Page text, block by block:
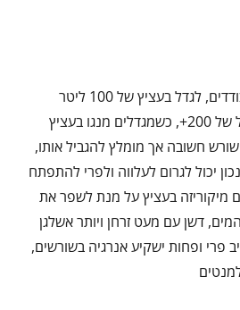
50 ליטר התקבלו פירות בודדים, לגדל בעציץ של 100 ליטר
לפחות, מומלץ עציץ בגודל של 200+, כשמגדלים מנגו בעציץ
חשובה אך מומלץ להגביל אותו,
יכול לגרום לעלווה ולפרי להתפתח
מיקוריזה בעציץ על מנת לשפר את
דשן עם מעט זרחן ויותר אשלגן
פרי ופחות ישקיע אנרגיה בשורשים,